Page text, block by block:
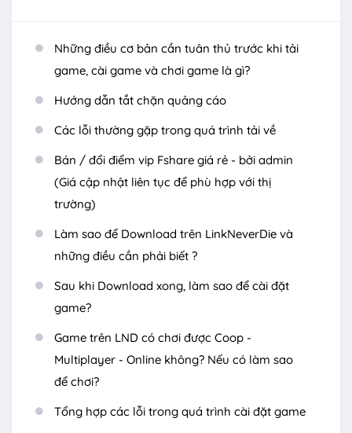
Những điều cơ bản cần tuân thủ trước khi tải
game, cài game và chơi game là gì?
Hướng dẫn tắt chặn quảng cáo
Các lỗi thường gặp trong quá trình tải về
Bán / đổi điểm vip Fshare giá rẻ - bởi admin
(Giá cập nhật liên tục để phù hợp với thị
trường)
Làm sao để Download trên LinkNeverDie và
những điều cần phải biết ?
Sau khi Download xong, làm sao để cài đặt
game?
Game trên LND có chơi được Coop -
Multiplayer - Online không? Nếu có làm sao
để chơi?
Tổng hợp các lỗi trong quá trình cài đặt game